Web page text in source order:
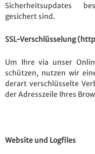
Sicherheitsupdates
gesichert sind.
SSL-Verschlüsselung
Um Ihre via unser
schützen, nutzen wir
derart verschlüsselte
der Adresszeile Ihres
Website und Logfiles